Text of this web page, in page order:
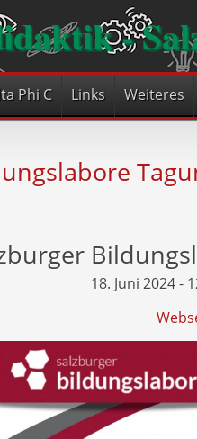
-
Phi C Links Weiteres
18. Juni 2024 -